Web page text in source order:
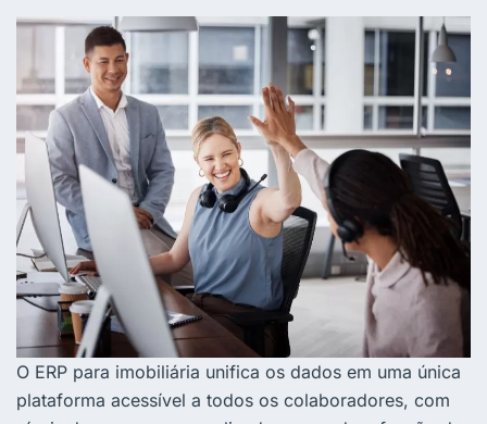
O ERP para imobiliária unifica os dados em uma única
plataforma acessível a todos os colaboradores, com